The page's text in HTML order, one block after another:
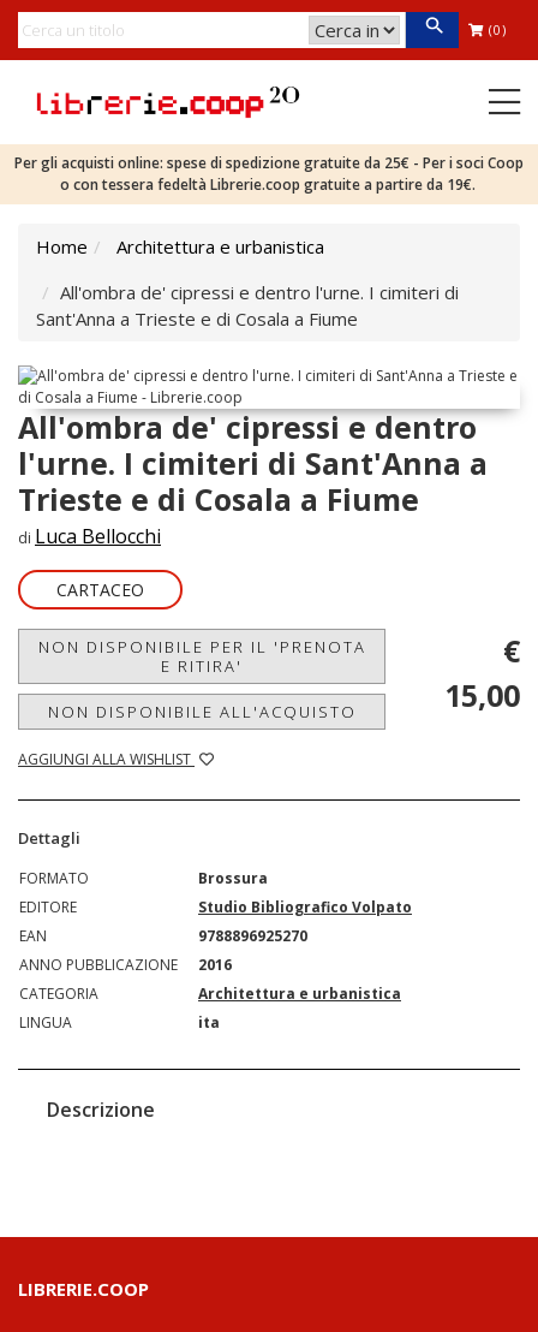
(0)
Per gli acquisti online: spese di spedizione gratuite da 25€ - Per i soci Coop
o con tessera fedeltà Librerie.coop gratuite a partire da 19€.
Home
Architettura e urbanistica
All'ombra de' cipressi e dentro l'urne. I cimiteri di
Sant'Anna a Trieste e di Cosala a Fiume
All'ombra de' cipressi e dentro
l'urne. I cimiteri di Sant'Anna a
Trieste e di Cosala a Fiume
di Luca Bellocchi
CARTACEO
NON DISPONIBILE PER IL 'PRENOTA
E RITIRA'
NON DISPONIBILE ALL'ACQUISTO
AGGIUNGI ALLA WISHLIST
€
15,00
Dettagli
FORMATO
Brossura
EDITORE
Studio Bibliografico Volpato
EAN
9788896925270
ANNO PUBBLICAZIONE
2016
CATEGORIA
Architettura e urbanistica
LINGUA
ita
Descrizione
LIBRERIE.COOP